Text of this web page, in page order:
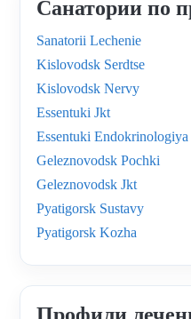
Санатории по
Sanatorii Lechenie
Kislovodsk Serdtse
Kislovodsk Nervy
Essentuki Jkt
Essentuki Endokrinologiya
Geleznovodsk Pochki
Geleznovodsk Jkt
Pyatigorsk Sustavy
Pyatigorsk Kozha